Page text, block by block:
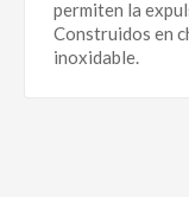
permiten la
Construidos en
inoxidable.